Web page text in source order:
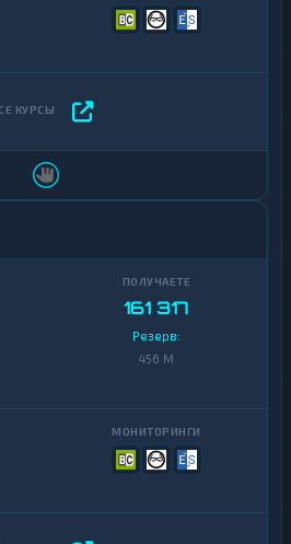
161 317
Резерв:
456 M